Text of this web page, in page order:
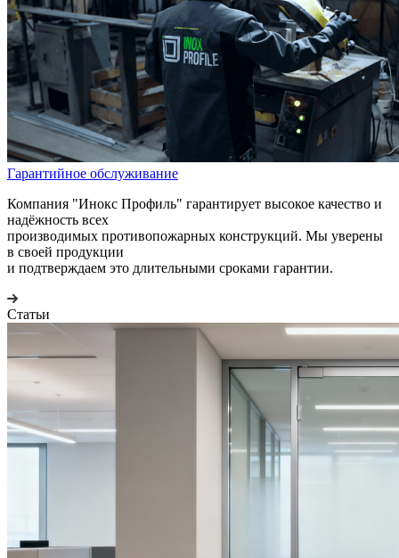
Гарантийное обслуживание
Компания "Инокс Профиль" гарантирует высокое качество и
надёжность всех
производимых противопожарных конструкций. Мы уверены
в своей продукции
и подтверждаем это длительными сроками гарантии.
Статьи